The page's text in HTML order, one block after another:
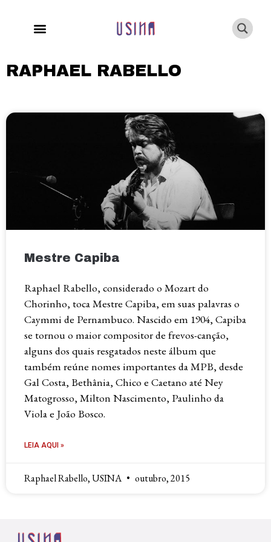
RAPHAEL RABELLO
Mestre Capiba
Raphael Rabello, considerado o Mozart do
Chorinho, toca Mestre Capiba, em suas palavras o
Caymmi de Pernambuco. Nascido em 1904, Capiba
se tornou o maior compositor de frevos-canção,
alguns dos quais resgatados neste álbum que
também reúne nomes importantes da MPB, desde
Gal Costa, Bethânia, Chico e Caetano até Ney
Matogrosso, Milton Nascimento, Paulinho da
Viola e João Bosco.
LEIA AQUI »
Raphael Rabello, USINA outubro, 2015